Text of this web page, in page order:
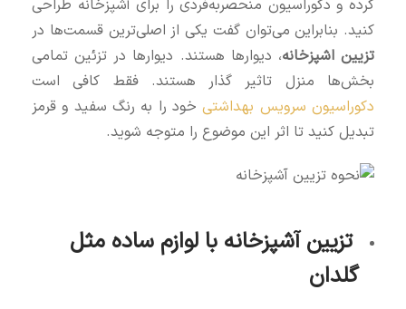
کرده و دکوراسیون منحصربه‌فردی را برای آشپزخانه طراحی
کنید. بنابراین می‌توان گفت یکی از اصلی‌ترین قسمت‌ها در
تزیین اشپزخانه، دیوارها هستند. دیوارها در تزئین تمامی
بخش‌ها منزل تاثیر گذار هستند. فقط کافی است
دکوراسیون سرویس بهداشتیخود را به رنگ سفید و قرمز
تبدیل کنید تا اثر این موضوع را متوجه شوید.
تزیین آشپزخانه با لوازم ساده مثل
گلدان